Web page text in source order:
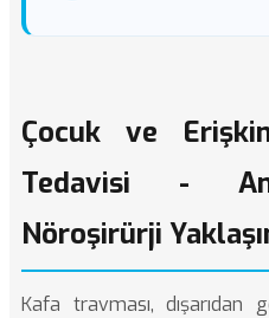
Çocuk ve
Tedavisi -
Nöroşirürji
Kafa travması,